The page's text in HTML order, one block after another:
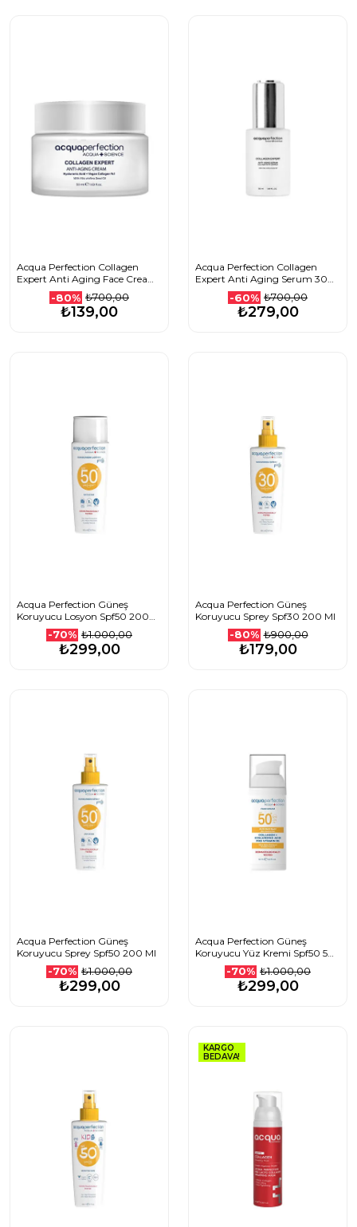
Acqua Perfection Collagen
Expert Anti Aging Face Cream
-80% ₺700,00
₺139,00
Acqua Perfection Collagen
Expert Anti Aging Serum 30
-60% ₺700,00
₺279,00
Acqua Perfection Güneş
Koruyucu Losyon Spf50 200
-70% ₺1.000,00
₺299,00
Acqua Perfection Güneş
Koruyucu Sprey Spf30 200 Ml
-80% ₺900,00
₺179,00
Acqua Perfection Güneş
Koruyucu Sprey Spf50 200 Ml
-70% ₺1.000,00
₺299,00
Acqua Perfection Güneş
Koruyucu Yüz Kremi Spf50 50
-70% ₺1.000,00
₺299,00
KARGO
BEDAVA!